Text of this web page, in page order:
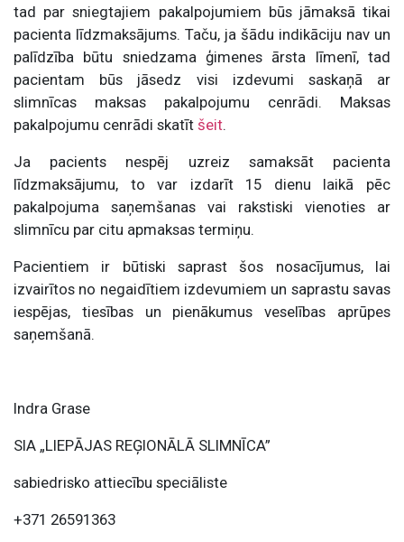
tad par sniegtajiem pakalpojumiem būs jāmaksā tikai
pacienta līdzmaksājums. Taču, ja šādu indikāciju nav un
palīdzība būtu sniedzama ģimenes ārsta līmenī, tad
pacientam būs jāsedz visi izdevumi saskaņā ar
slimnīcas maksas pakalpojumu cenrādi. Maksas
pakalpojumu cenrādi skatīt šeit.
Ja pacients nespēj uzreiz samaksāt pacienta
līdzmaksājumu, to var izdarīt 15 dienu laikā pēc
pakalpojuma saņemšanas vai rakstiski vienoties ar
slimnīcu par citu apmaksas termiņu.
Pacientiem ir būtiski saprast šos nosacījumus, lai
izvairītos no negaidītiem izdevumiem un saprastu savas
iespējas, tiesības un pienākumus veselības aprūpes
saņemšanā.
Indra Grase
SIA „LIEPĀJAS REĢIONĀLĀ SLIMNĪCA”
sabiedrisko attiecību speciāliste
+371 26591363